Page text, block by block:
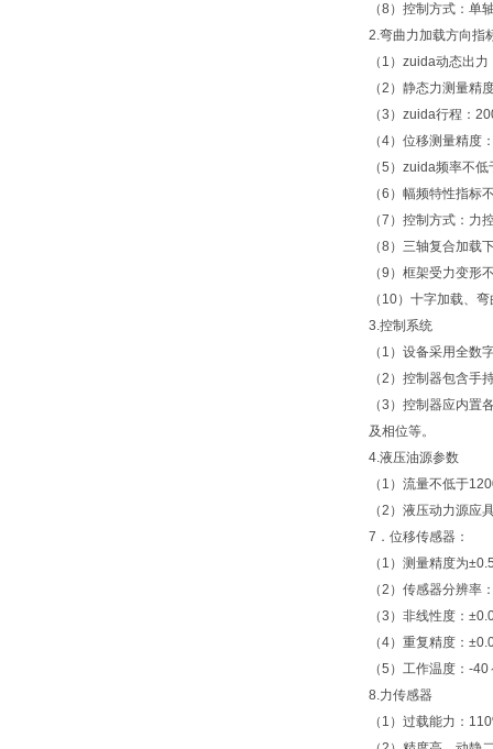
（8）控制方式：单
2.弯曲力加载方向指
（1）zuida动态出
（2）静态力测量精
（3）zuida行程：
（4）位移测量精度
（5）zuida频率不
（6）幅频特性指标
（7）控制方式：力
（8）三轴复合加载
（9）框架受力变形
（10）十字加载、
3.控制系统
（1）设备采用全数
（2）控制器包含手
（3）控制器应内
及相位等。
4.液压油源参数
（1）流量不低于
（2）液压动力源
7．位移传感器：
（1）测量精度为
（2）传感器分辨率
（3）非线性度：
（4）重复精度：
（5）工作温度：-
8.力传感器
（1）过载能力：